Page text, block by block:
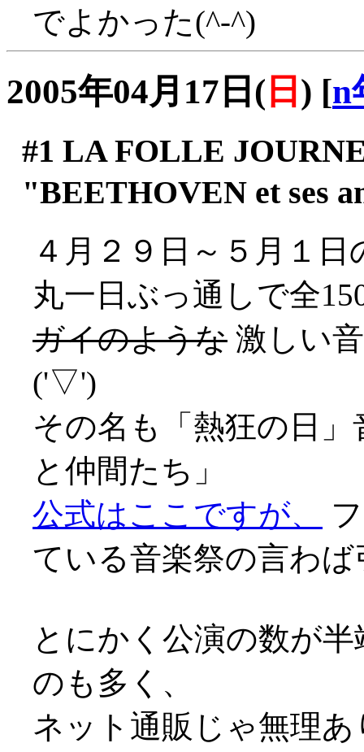
でよかった(^-^)
2005年04月17日( 日 ) [n
#1 LA FOLLE
"BEETHOVEN et ses
４月２９日～５月１日
丸一日ぶっ通しで全
ガイのような 激しい
('▽')
その名も「熱狂の日
と仲間たち」
公式はここですが、
ている音楽祭の言わ
とにかく公演の数が
のも多く、
ネット通販じゃ無理